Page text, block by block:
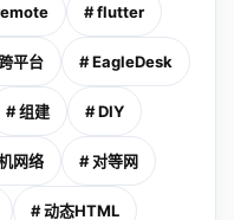
# flutter
平台 # EagleDesk
# 组建 # DIY
网络 # 对等网
# 动态HTML